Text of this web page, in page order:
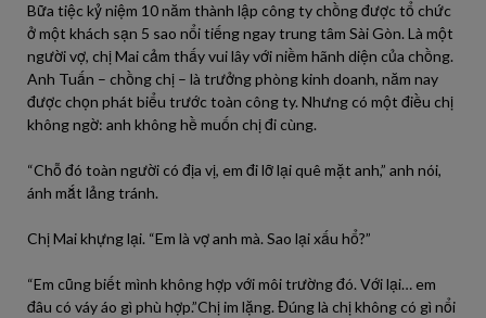
Bữa tiệc kỷ niệm 10 năm thành lập công ty chồng được tổ chức
ở một khách sạn 5 sao nổi tiếng ngay trung tâm Sài Gòn. Là một
người vợ, chị Mai cảm thấy vui lây với niềm hãnh diện của chồng.
Anh Tuấn – chồng chị – là trưởng phòng kinh doanh, năm nay
được chọn phát biểu trước toàn công ty. Nhưng có một điều chị
không ngờ: anh không hề muốn chị đi cùng.
“Chỗ đó toàn người có địa vị, em đi lỡ lại quê mặt anh,” anh nói,
ánh mắt lảng tránh.
Chị Mai khựng lại. “Em là vợ anh mà. Sao lại xấu hổ?”
“Em cũng biết mình không hợp với môi trường đó. Với lại… em
đâu có váy áo gì phù hợp.”Chị im lặng. Đúng là chị không có gì nổi